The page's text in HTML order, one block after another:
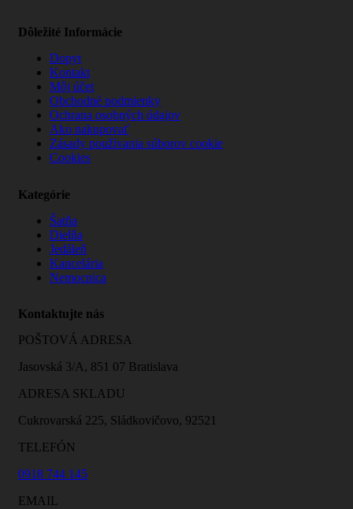
Dôležité Informácie
Dopyt
Kontakt
Môj účet
Obchodné podmienky
Ochrana osobných údajov
Ako nakupovať
Zásady používania súborov cookie
Cookies
Kategórie
Šatňa
Dielňa
Jedáleň
Kancelária
Nemocnica
Kontaktujte nás
POŠTOVÁ ADRESA
Jasovská 3/A, 851 07 Bratislava
ADRESA SKLADU
Cukrovarská 225, Sládkovičovo, 92521
TELEFÓN
0918 744 145
EMAIL